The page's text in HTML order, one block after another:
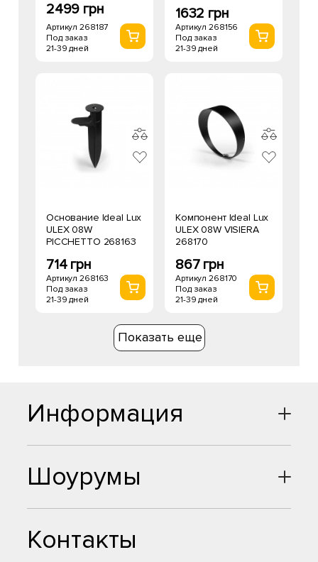
2499 грн
Артикул 268187
Под заказ
21-39 дней
1632 грн
Артикул 268156
Под заказ
21-39 дней
Основание Ideal Lux
ULEX 08W
PICCHETTO 268163
714 грн
Артикул 268163
Под заказ
21-39 дней
Компонент Ideal Lux
ULEX 08W VISIERA
268170
867 грн
Артикул 268170
Под заказ
21-39 дней
Показать еще
Шоурумы
Контакты
Информация